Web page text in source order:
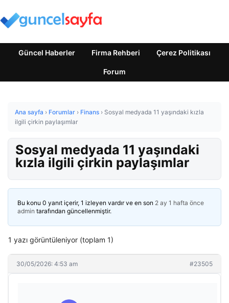
Güncel Haberler Firma Rehberi Çerez Politikası
Forum
Ana sayfa › Forumlar › Finans › Sosyal medyada 11 yaşındaki kızla
ilgili çirkin paylaşımlar
Sosyal medyada 11 yaşındaki
kızla ilgili çirkin paylaşımlar
Bu konu 0 yanıt içerir, 1 izleyen vardır ve en son 2 ay 1 hafta önce
admin tarafından güncellenmiştir.
1 yazı görüntüleniyor (toplam 1)
30/05/2026: 4:53 am #23505